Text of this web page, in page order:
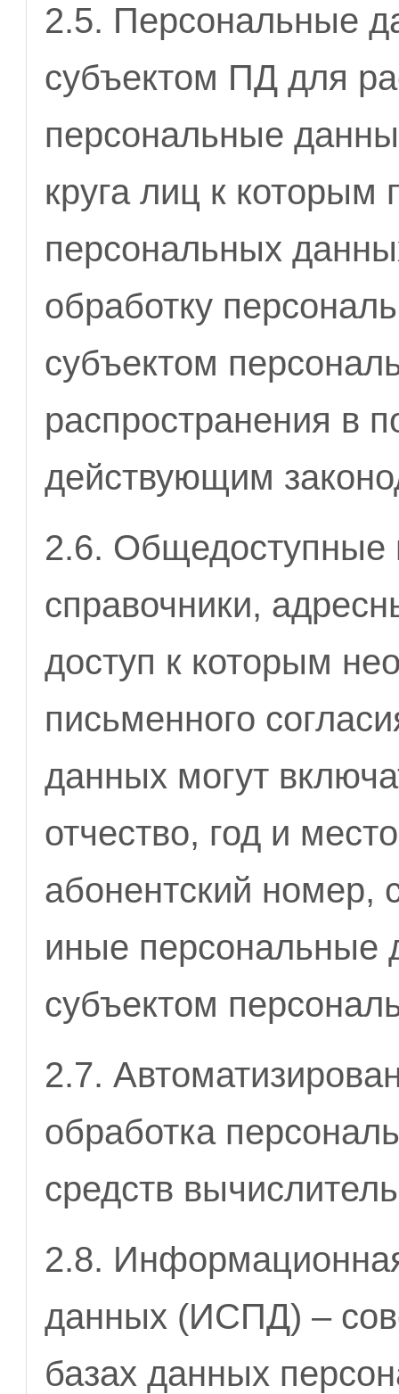
2.5. Персональные
субъектом ПД для
персональные
круга лиц к которым
персональных
обработку
субъектом
распространения в
действующим
2.6. Общедоступные
справочники,
доступ к которым
письменного
данных могут
отчество, год и
абонентский номер,
иные
субъектом
2.7.
обработка
средств
2.8.
данных (ИСПД) –
базах данных